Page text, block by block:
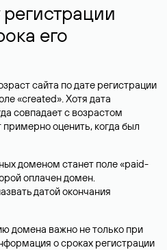
регистрации
его
сайта по дате регистрации
«created». Хотя дата
совпадает с возрастом
оценить, когда был
доменом станет поле «paid-
оплачен домен.
датой окончания
домена важно не только при
о сроках регистрации